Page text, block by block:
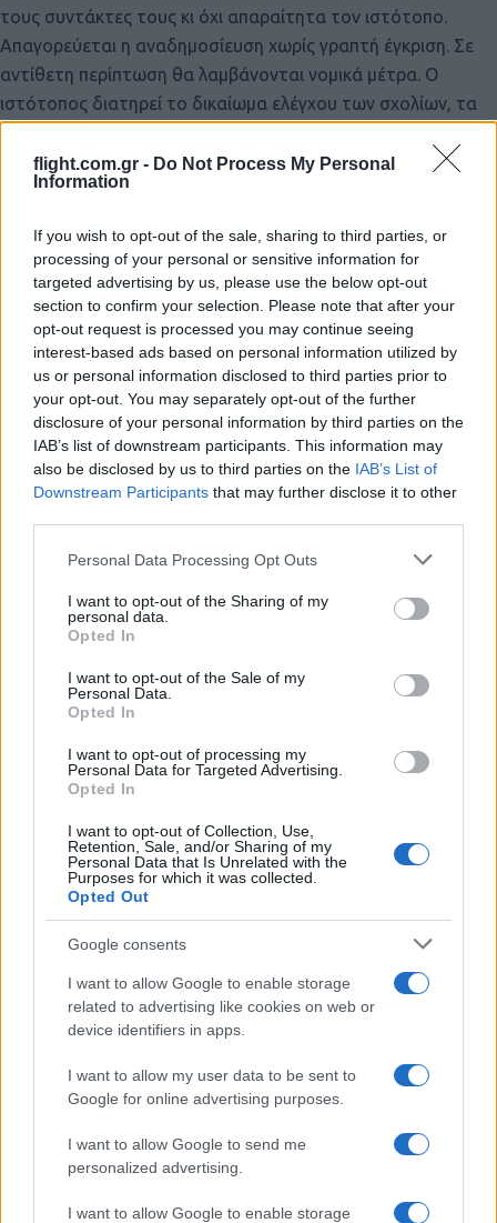
flight.com.gr - Do Not Process My Personal
Information
If you wish to opt-out of the sale, sharing to third parties, or
processing of your personal or sensitive information for
targeted advertising by us, please use the below opt-out
section to confirm your selection. Please note that after your
opt-out request is processed you may continue seeing
interest-based ads based on personal information utilized by
us or personal information disclosed to third parties prior to
your opt-out. You may separately opt-out of the further
disclosure of your personal information by third parties on the
IAB’s list of downstream participants. This information may
also be disclosed by us to third parties on the IAB’s List of
Downstream Participants that may further disclose it to other
Please note that this website/app uses one or more Google
not limited to your visit or usage behaviour. You may click to
grant or deny consent to Google and its third-party tags to
use your data for below specified purposes in below Google
consent section.
Personal Data Processing Opt Outs
I want to opt-out of the Sharing of my
personal data.
Opted In
I want to opt-out of the Sale of my
Personal Data.
Opted In
I want to opt-out of processing my
Personal Data for Targeted Advertising.
Opted In
I want to opt-out of Collection, Use,
Retention, Sale, and/or Sharing of my
Personal Data that Is Unrelated with the
Purposes for which it was collected.
Opted Out
Google consents
I want to allow Google to enable storage
related to advertising like cookies on web or
device identifiers in apps.
I want to allow my user data to be sent to
Google for online advertising purposes.
I want to allow Google to send me
personalized advertising.
I want to allow Google to enable storage
Ροή Ειδήσεων
ΗΠΑ: Νέες κυρώσεις στην Κούβα για
εισαγωγές όπλων και στρατιωτική
συνεργασία με Ρωσία και Κίνα
τους συντάκτες τους κι όχι απαραίτητα τον ιστότοπο.
Απαγορεύεται η αναδημοσίευση χωρίς γραπτή έγκριση. Σε
αντίθετη περίπτωση θα λαμβάνονται νομικά μέτρα. Ο
ιστότοπος διατηρεί το δικαίωμα ελέγχου των σχολίων, τα
οποία εκφράζουν μόνο το συγγραφέα τους.
COMMENTS